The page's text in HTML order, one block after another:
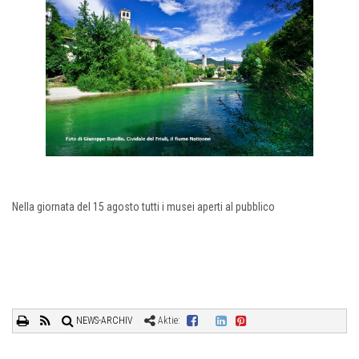
Nella giornata del 15 agosto tutti i musei aperti al pubblico
NEWS-ARCHIV Aktie: